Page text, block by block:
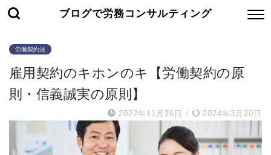
ブログで労務コンサルティング
労働契約法
雇用契約のキホンのキ【労働契約の原
則・信義誠実の原則】
2022年11月26日 / 2024年3月20日